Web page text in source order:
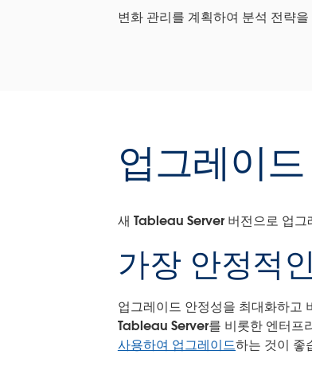
변화 관리를 계획하여 분석 전략
업그레이
새 Tableau Server 버전으로 업
가장 안정적
업그레이드 안정성을 최대화하고
Tableau Server를 비롯한 엔터프
사용하여 업그레이드하는 것이 좋